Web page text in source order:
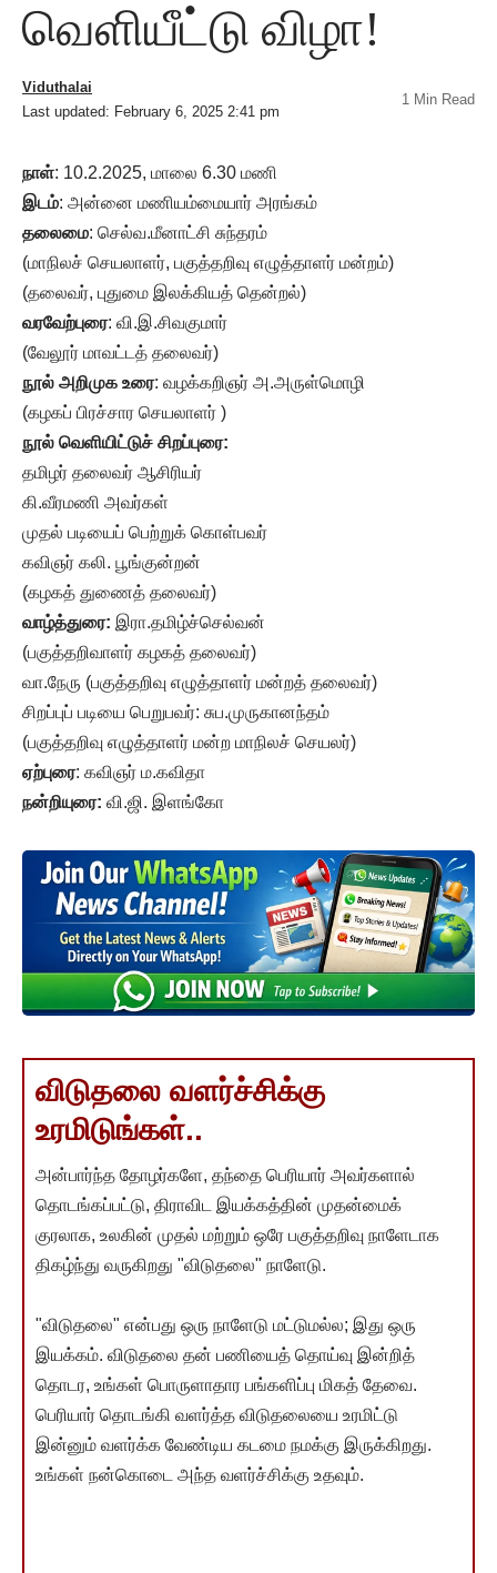
வெளியீட்டு விழா!
Last updated: February 6, 2025 2:41 pm
Viduthalai
1 Min Read
நாள்: 10.2.2025, மாலை 6.30 மணி
இடம்: அன்னை மணியம்மையார் அரங்கம்
தலைமை: செல்வ.மீனாட்சி சுந்தரம்
(மாநிலச் செயலாளர், பகுத்தறிவு எழுத்தாளர் மன்றம்)
(தலைவர், புதுமை இலக்கியத் தென்றல்)
வரவேற்புரை: வி.இ.சிவகுமார்
(வேலூர் மாவட்டத் தலைவர்)
நூல் அறிமுக உரை: வழக்கறிஞர் அ.அருள்மொழி
(கழகப் பிரச்சார செயலாளர் )
நூல் வெளியிட்டுச் சிறப்புரை:
தமிழர் தலைவர் ஆசிரியர்
கி.வீரமணி அவர்கள்
முதல் படியைப் பெற்றுக் கொள்பவர்
கவிஞர் கலி. பூங்குன்றன்
(கழகத் துணைத் தலைவர்)
வாழ்த்துரை: இரா.தமிழ்ச்செல்வன்
(பகுத்தறிவாளர் கழகத் தலைவர்)
வா.நேரு (பகுத்தறிவு எழுத்தாளர் மன்றத் தலைவர்)
சிறப்புப் படியை பெறுபவர்: சுப.முருகானந்தம்
(பகுத்தறிவு எழுத்தாளர் மன்ற மாநிலச் செயலர்)
ஏற்புரை: கவிஞர் ம.கவிதா
நன்றியுரை: வி.ஜி. இளங்கோ
விடுதலை வளர்ச்சிக்கு
உரமிடுங்கள்..
அன்பார்ந்த தோழர்களே, தந்தை பெரியார் அவர்களால்
தொடங்கப்பட்டு, திராவிட இயக்கத்தின் முதன்மைக்
குரலாக, உலகின் முதல் மற்றும் ஒரே பகுத்தறிவு நாளேடாக
திகழ்ந்து வருகிறது "விடுதலை" நாளேடு.
"விடுதலை" என்பது ஒரு நாளேடு மட்டுமல்ல; இது ஒரு
இயக்கம். விடுதலை தன் பணியைத் தொய்வு இன்றித்
தொடர, உங்கள் பொருளாதார பங்களிப்பு மிகத் தேவை.
பெரியார் தொடங்கி வளர்த்த விடுதலையை உரமிட்டு
இன்னும் வளர்க்க வேண்டிய கடமை நமக்கு இருக்கிறது.
உங்கள் நன்கொடை அந்த வளர்ச்சிக்கு உதவும்.